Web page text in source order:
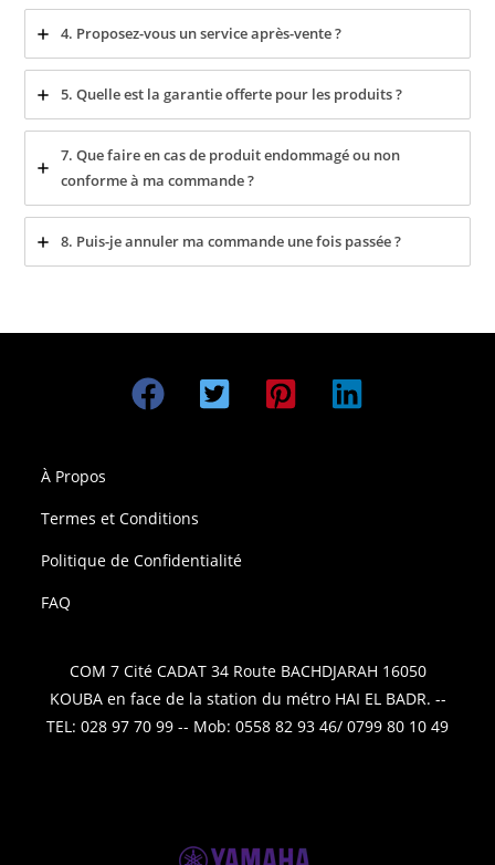
4. Proposez-vous un service après-vente ?
5. Quelle est la garantie offerte pour les produits ?
7. Que faire en cas de produit endommagé ou non
conforme à ma commande ?
8. Puis-je annuler ma commande une fois passée ?
À Propos
Termes et Conditions
Politique de Confidentialité
FAQ
COM 7 Cité CADAT 34 Route BACHDJARAH 16050
KOUBA en face de la station du métro HAI EL BADR. --
TEL: 028 97 70 99 -- Mob: 0558 82 93 46/ 0799 80 10 49